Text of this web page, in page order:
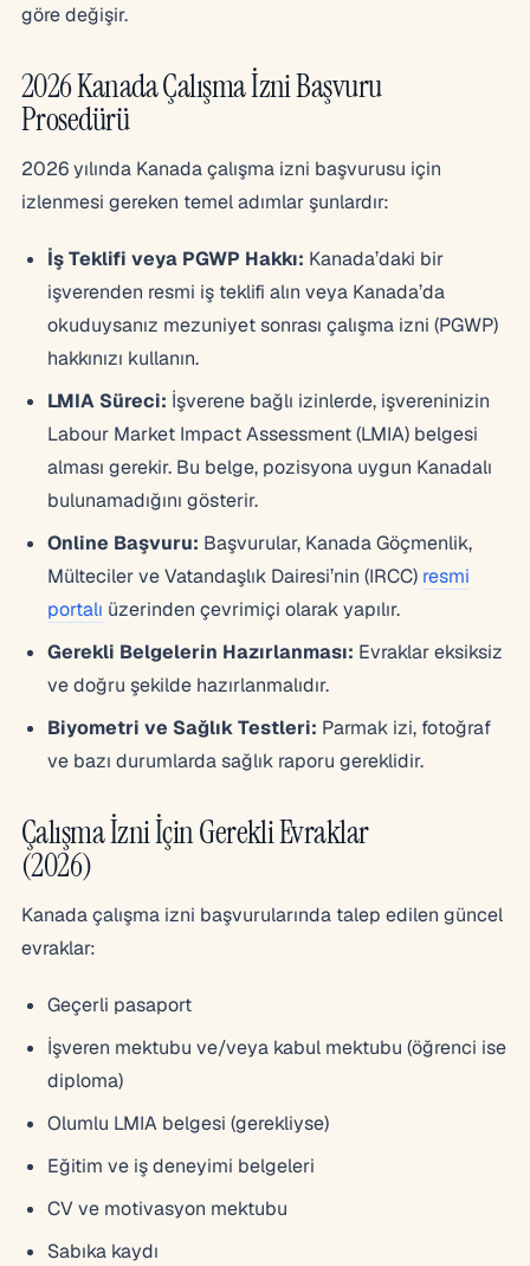
göre değişir.
2026 Kanada Çalışma İzni Başvuru
Prosedürü
2026 yılında Kanada çalışma izni başvurusu için
izlenmesi gereken temel adımlar şunlardır:
İş Teklifi veya PGWP Hakkı: Kanada’daki bir
işverenden resmi iş teklifi alın veya Kanada’da
okuduysanız mezuniyet sonrası çalışma izni (PGWP)
hakkınızı kullanın.
LMIA Süreci: İşverene bağlı izinlerde, işvereninizin
Labour Market Impact Assessment (LMIA) belgesi
alması gerekir. Bu belge, pozisyona uygun Kanadalı
bulunamadığını gösterir.
Online Başvuru: Başvurular, Kanada Göçmenlik,
Mülteciler ve Vatandaşlık Dairesi’nin (IRCC) resmi
portalı üzerinden çevrimiçi olarak yapılır.
Gerekli Belgelerin Hazırlanması: Evraklar eksiksiz
ve doğru şekilde hazırlanmalıdır.
Biyometri ve Sağlık Testleri: Parmak izi, fotoğraf
ve bazı durumlarda sağlık raporu gereklidir.
Çalışma İzni İçin Gerekli Evraklar
(2026)
Kanada çalışma izni başvurularında talep edilen güncel
evraklar:
Geçerli pasaport
İşveren mektubu ve/veya kabul mektubu (öğrenci ise
diploma)
Olumlu LMIA belgesi (gerekliyse)
Eğitim ve iş deneyimi belgeleri
CV ve motivasyon mektubu
Sabıka kaydı